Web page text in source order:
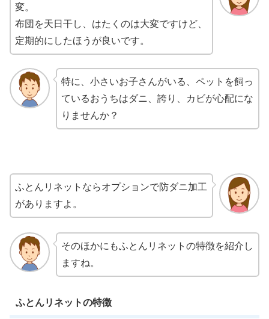
変。
布団を天日干し、はたくのは大変ですけど、
定期的にしたほうが良いです。
特に、小さいお子さんがいる、ペットを飼っ
ているおうちはダニ、誇り、カビが心配にな
りませんか？
ふとんリネットならオプションで防ダニ加工
がありますよ。
そのほかにもふとんリネットの特徴を紹介し
ますね。
ふとんリネットの特徴